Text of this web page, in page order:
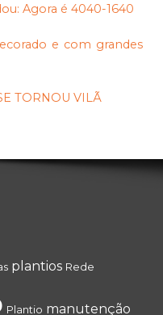
Agora é 4040-1640
e com grandes
TORNOU VILÃ
plantios Rede
Plantio manutenção